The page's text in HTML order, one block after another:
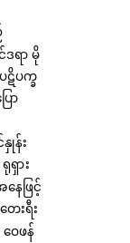
ရာ မို
ဋိပက္ခ
ာ
န်း
ရှား
ဖြင့်
ေးရီး
ေဖန်